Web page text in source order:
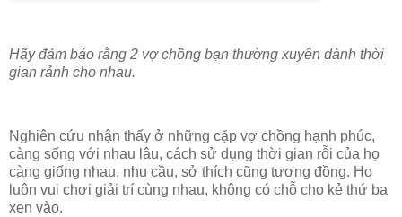
Hãy đảm bảo rằng 2 vợ chồng bạn thường xuyên dành thời
gian rảnh cho nhau.
Nghiên cứu nhận thấy ở những cặp vợ chồng hạnh phúc,
càng sống với nhau lâu, cách sử dụng thời gian rỗi của họ
càng giống nhau, nhu cầu, sở thích cũng tương đồng. Họ
luôn vui chơi giải trí cùng nhau, không có chỗ cho kẻ thứ ba
xen vào.